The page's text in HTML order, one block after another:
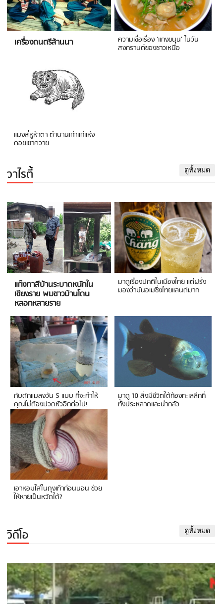
เครื่องดนตรีล้านนา ความเชื่อเรื่อง ‘แกงขนุน’ ในวัน
สงกรานต์ของชาวเหนือ
แมงสี่หูห้าตา ตำนานเก่าแก่แห่ง
ดอยเขาควาย
วาไรตี้ ดูทั้งหมด
แก๊งทาสีบ้านระบาดหนักใน
เชียงราย พบชาวบ้านโดน
หลอกหลายราย
มาดูเรื่องปกติในเมืองไทย แต่ฝรั่ง
มองว่ามันอเมซิ่งไทยแลนด์มาก
กับดักแมลงวัน 5 แบบ ที่จะทำให้
คุณไม่ต้องปวดหัวอีกต่อไป!
มาดู 10 สิ่งมีชีวิตใต้ท้องทะเลลึกที่
ทั้งประหลาดและน่ากลัว
เอาหอมใส่ในถุงเท้าก่อนนอน ช่วย
ให้หายเป็นหวัดได้?
วิดีโอ ดูทั้งหมด